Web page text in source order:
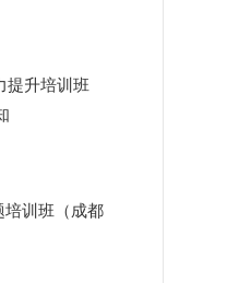
提升培训班
培训班（成都